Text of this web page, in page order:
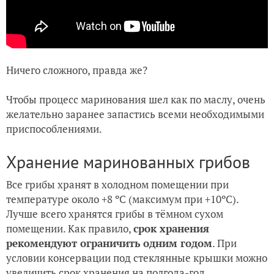
Ничего сложного, правда же?
Чтобы процесс маринования шел как по маслу, очень
желательно заранее запастись всеми необходимыми
приспособлениями.
Хранение маринованных грибов
Все грибы хранят в холодном помещении при
температуре около +8 ºС (максимум при +10ºС).
Лучше всего хранятся грибы в тёмном сухом
помещении. Как правило,срок хранения
рекомендуют ограничить одним годом. При
условии консервации под стеклянные крышки можно